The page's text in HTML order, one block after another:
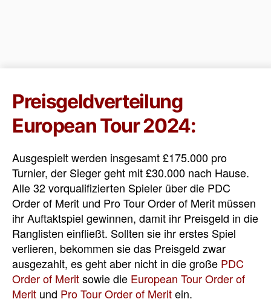
Preisgeldverteilung
European Tour 2024:
Ausgespielt werden insgesamt £175.000 pro
Turnier, der Sieger geht mit £30.000 nach Hause.
Alle 32 vorqualifizierten Spieler über die PDC
Order of Merit und Pro Tour Order of Merit müssen
ihr Auftaktspiel gewinnen, damit ihr Preisgeld in die
Ranglisten einfließt. Sollten sie ihr erstes Spiel
verlieren, bekommen sie das Preisgeld zwar
ausgezahlt, es geht aber nicht in diegroße PDC
Order of Meritsowie die European Tour Order of
Merit und Pro Tour Order of Meritein.